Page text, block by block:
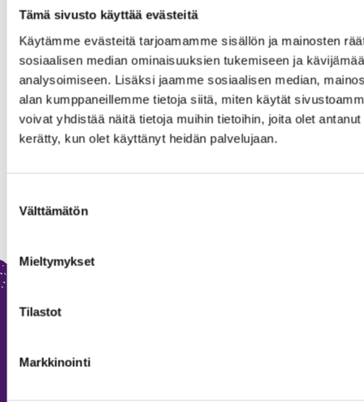
Tämä sivusto käyttää evästeitä
Käytämme evästeitä tarjoamamme sisällön ja mainosten
sosiaalisen median ominaisuuksien tukemiseen ja
analysoimiseen. Lisäksi jaamme sosiaalisen median,
alan kumppaneillemme tietoja siitä, miten käytät
voivat yhdistää näitä tietoja muihin tietoihin, joita olet
kerätty, kun olet käyttänyt heidän palvelujaan.
valinta
Välttämätön
Mieltymykset
Tilastot
Markkinointi
lisäpalvelut välineitä valitessasi
Välineet on mahdollista vuokrata klo 17
VUOKRAA VERKKOKAUPASTA